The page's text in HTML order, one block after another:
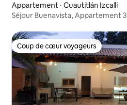
Appartement ⋅ Cuautitlán Izcalli
Séjour Buenavista, Appartement 3
Coup de cœur voyageurs
Coup de cœur voyageurs